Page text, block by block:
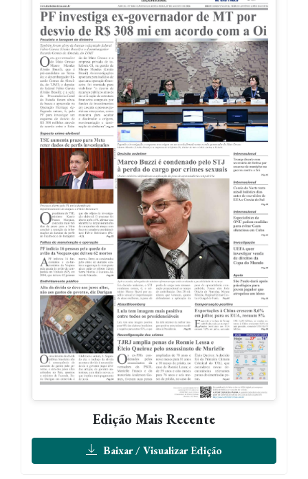
Edição Mais Recente
Baixar / Visualizar Edição